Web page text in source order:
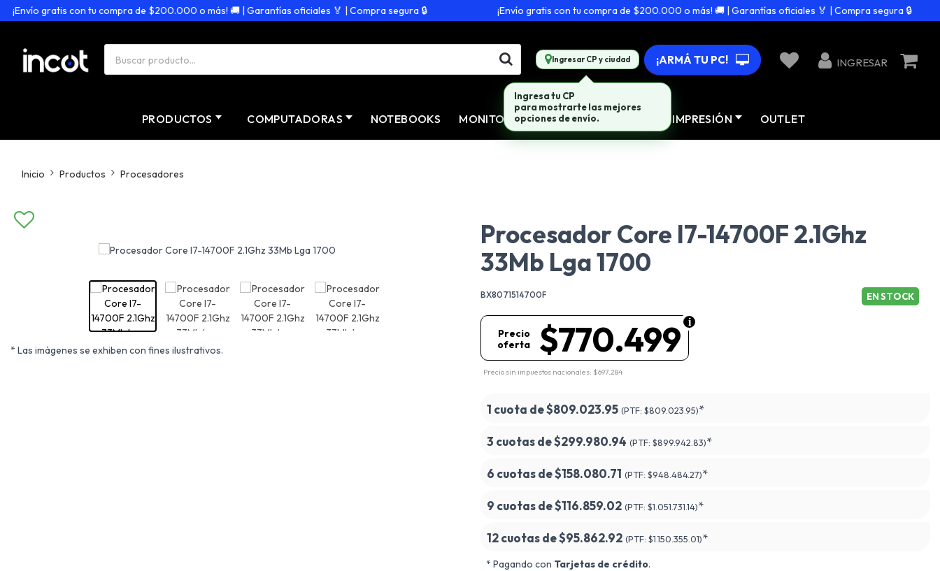
gratis con tu compra de $200.000 o más! 🚚 | Garantías oficiales 🏅 | Compra segura 🔒 ¡Envío gratis con tu compra de $200.000 o más! 🚚 | Garantías oficiales 🏅 | Compra segura 🔒
Ingresar CP y ciudad ¡ARMÁ TU PC! INGRESAR
PRODUCTOS COMPUTADORAS NOTEBOOKS MONITORES CONECTIVIDAD IMPRESIÓN OUTLET
Inicio Productos Procesadores
* Las imágenes se exhiben con fines ilustrativos.
Procesador Core I7-14700F 2.1Ghz
33Mb Lga 1700
BX8071514700F EN STOCK
$770.499
Precio
oferta
Precio sin impuestos nacionales: $697.284
1 cuota de$809.023.95 (PTF: $809.023.95)*
3 cuotas de$299.980.94 (PTF: $899.942.83)*
6 cuotas de$158.080.71 (PTF: $948.484.27)*
9 cuotas de$116.859.02 (PTF: $1.051.731.14)*
12 cuotas de$95.862.92 (PTF: $1.150.355.01)*
* Pagando con Tarjetas de crédito.
Ingresa tu CP
para mostrarte las mejores
opciones de envío.